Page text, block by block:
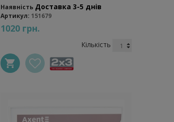
Наявність Доставка 3-5 днів
Артикул: 151679
1020 грн.
Кількість